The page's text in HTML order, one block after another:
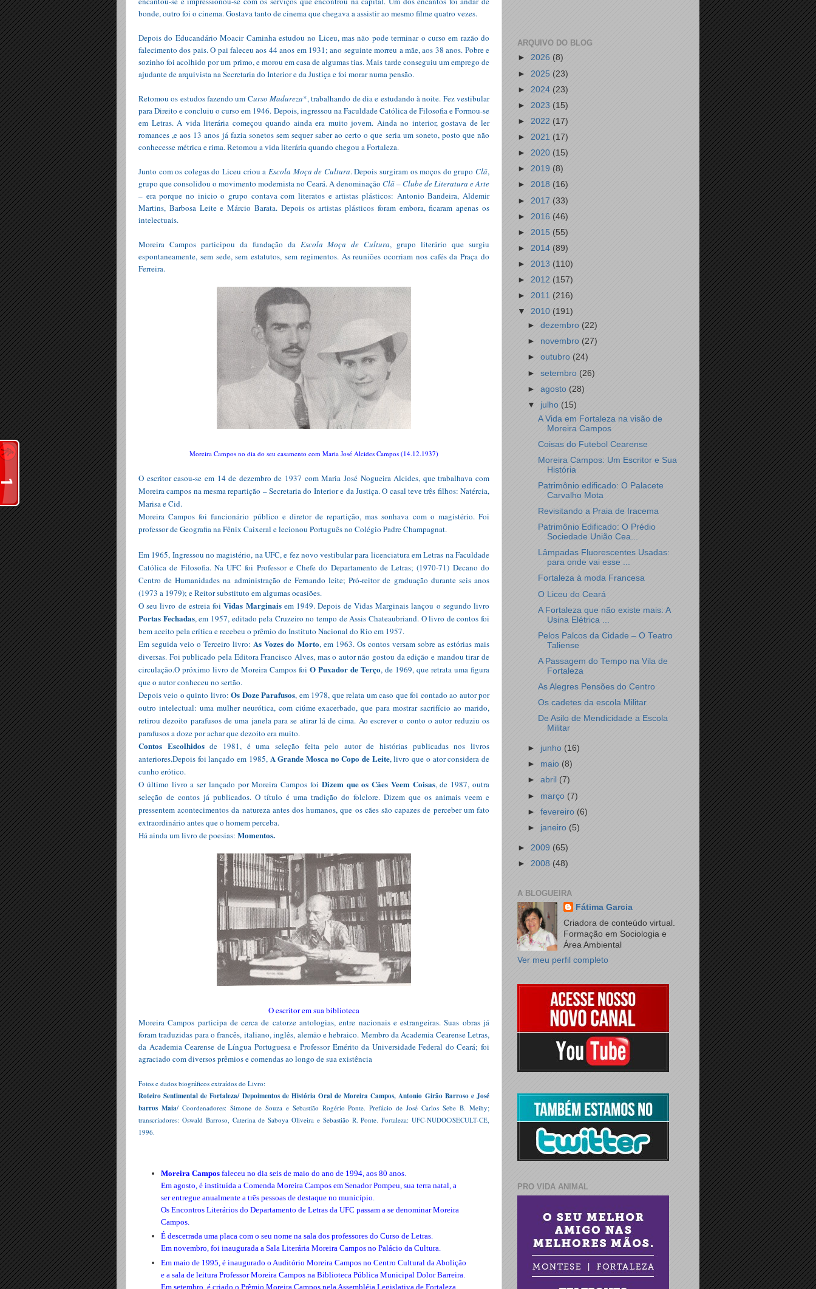
bonde, outro foi o cinema. Gostava tanto de cinema que chegava a assistir ao mesmo filme quatro vezes.
Depois do Educandário Moacir Caminha estudou no Liceu, mas não pode terminar o curso em razão do
falecimento dos pais. O pai faleceu aos 44 anos em 1931; ano seguinte morreu a mãe, aos 38 anos. Pobre e
sozinho foi acolhido por um primo, e morou em casa de algumas tias. Mais tarde conseguiu um emprego de
ajudante de arquivista na Secretaria do Interior e da Justiça e foi morar numa pensão.
Retomou os estudos fazendo um Curso Madureza*, trabalhando de dia e estudando à noite. Fez vestibular
para Direito e concluiu o curso em 1946. Depois, ingressou na Faculdade Católica de Filosofia e Formou-se
em Letras. A vida literária começou quando ainda era muito jovem. Ainda no interior, gostava de ler
romances ,e aos 13 anos já fazia sonetos sem sequer saber ao certo o que seria um soneto, posto que não
conhecesse métrica e rima. Retomou a vida literária quando chegou a Fortaleza.
Junto com os colegas do Liceu criou a Escola Moça de Cultura. Depois surgiram os moços do grupoClã,
grupo que consolidou o movimento modernista no Ceará. A denominação Clã – Clube deLiteratura e Arte
– era porque no inicio o grupo contava com literatos e artistas plásticos: Antonio Bandeira, Aldemir
Martins, Barbosa Leite e Márcio Barata. Depois os artistas plásticos foram embora, ficaram apenas os
intelectuais.
Moreira Campos participou da fundação da Escola Moça de Cultura, grupo literário que surgiu
espontaneamente, sem sede, sem estatutos, sem regimentos. As reuniões ocorriam nos cafés da Praça do
Ferreira.
Moreira Campos no dia do seu casamento com Maria José Alcides Campos (14.12.1937)
O escritor casou-se em 14 de dezembro de 1937 com Maria José Nogueira Alcides, que trabalhava com
Moreira campos na mesma repartição – Secretaria do Interior e da Justiça. O casal teve três filhos: Natércia,
Marisa e Cid.
Moreira Campos foi funcionário público e diretor de repartição, mas sonhava com o magistério. Foi
professor de Geografia na Fênix Caixeral e lecionou Português no Colégio Padre Champagnat.
Em 1965, Ingressou no magistério, na UFC, e fez novo vestibular para licenciatura em Letras na Faculdade
Católica de Filosofia. Na UFC foi Professor e Chefe do Departamento de Letras; (1970-71) Decano do
Centro de Humanidades na administração de Fernando leite; Pró-reitor de graduação durante seis anos
(1973 a 1979); e Reitor substituto em algumas ocasiões.
O seu livro de estreia foiVidas Marginaisem 1949. Depois de Vidas Marginais lançou o segundo livro
Portas Fechadas, em 1957, editado pela Cruzeiro no tempo de Assis Chateaubriand. O livro de contos foi
bem aceito pela crítica e recebeu o prêmio do Instituto Nacional do Rio em 1957.
Em seguida veio o Terceiro livro:As Vozes do Morto, em 1963. Os contos versam sobre as estórias mais
diversas. Foi publicado pela Editora Francisco Alves, mas o autor não gostou da edição e mandou tirar de
circulação.O próximo livro de Moreira Campos foi O Puxador de Terço, de 1969, que retrata uma figura
que o autor conheceu no sertão.
Depois veio o quinto livro:Os Doze Parafusos, em 1978, que relata um caso que foi contado ao autor por
outro intelectual: uma mulher neurótica, com ciúme exacerbado, que para mostrar sacrifício ao marido,
retirou dezoito parafusos de uma janela para se atirar lá de cima. Ao escrever o conto o autor reduziu os
parafusos a doze por achar que dezoito era muito.
Contos Escolhidosde 1981, é uma seleção feita pelo autor de histórias publicadas nos livros
anteriores.Depois foi lançado em 1985, A Grande Mosca no Copo de Leite, livro que o ator considera de
cunho erótico.
O último livro a ser lançado por Moreira Campos foi Dizem que os Cães Veem Coisas, de 1987, outra
seleção de contos já publicados. O título é uma tradição do folclore. Dizem que os animais veem e
pressentem acontecimentos da natureza antes dos humanos, que os cães são capazes de perceber um fato
extraordinário antes que o homem perceba.
Há ainda um livro de poesias: Momentos.
O escritor em sua biblioteca
Moreira Campos participa de cerca de catorze antologias, entre nacionais e estrangeiras. Suas obras já
foram traduzidas para o francês, italiano, inglês, alemão e hebraico. Membro da Academia Cearense Letras,
da Academia Cearense de Língua Portuguesa e Professor Emérito da Universidade Federal do Ceará; foi
agraciado com diversos prêmios e comendas ao longo de sua existência
Fotos e dados biográficos extraídos do Livro:
Roteiro Sentimental de Fortaleza/ Depoimentos de História Oral de Moreira Campos, Antonio Girão Barroso e José
barros Maia/ Coordenadores: Simone de Souza e Sebastião Rogério Ponte. Prefácio de José Carlos Sebe B. Meihy;
transcriadores: Oswald Barroso, Caterina de Saboya Oliveira e Sebastião R. Ponte. Fortaleza: UFC-NUDOC/SECULT-CE,
1996.
Moreira Campos faleceu no dia seis de maio do ano de 1994, aos 80 anos.
Em agosto, é instituída a Comenda Moreira Campos em Senador Pompeu, sua terra natal, a
ser entregue anualmente a três pessoas de destaque no município.
Os Encontros Literários do Departamento de Letras da UFC passam a se denominar Moreira
Campos.
É descerrada uma placa com o seu nome na sala dos professores do Curso de Letras.
Em novembro, foi inaugurada a Sala Literária Moreira Campos no Palácio da Cultura.
Em maio de 1995, é inaugurado o Auditório Moreira Campos no Centro Cultural da Abolição
e a sala de leitura Professor Moreira Campos na Biblioteca Pública Municipal Dolor Barreira.
Em setembro, é criado o Prêmio Moreira Campos pela Assembléia Legislativa de Fortaleza,
ARQUIVO DO BLOG
► 2026 (8)
► 2025 (23)
► 2024 (23)
► 2023 (15)
► 2022 (17)
► 2021 (17)
► 2020 (15)
► 2019 (8)
► 2018 (16)
► 2017 (33)
► 2016 (46)
► 2015 (55)
► 2014 (89)
► 2013 (110)
► 2012 (157)
► 2011 (216)
▼ 2010 (191)
►dezembro (22)
► novembro (27)
►outubro (24)
►setembro(26)
►agosto (28)
▼ julho (15)
A Vida em Fortaleza na visão de
Moreira Campos
Coisas do Futebol Cearense
Moreira Campos: Um Escritor e Sua
História
Patrimônio edificado: O Palacete
Carvalho Mota
Revisitando a Praia de Iracema
Patrimônio Edificado: O Prédio
Sociedade União Cea...
Lâmpadas Fluorescentes Usadas:
para onde vai esse ...
Fortaleza à moda Francesa
O Liceu do Ceará
A Fortaleza que não existe mais: A
Usina Elétrica ...
Pelos Palcos da Cidade – O Teatro
Taliense
A Passagem do Tempo na Vila de
Fortaleza
As Alegres Pensões do Centro
Os cadetes da escola Militar
De Asilo de Mendicidade a Escola
Militar
► junho(16)
► maio (8)
►abril (7)
► março (7)
►fevereiro (6)
► janeiro (5)
► 2009 (65)
► 2008 (48)
A BLOGUEIRA
Fátima Garcia
Criadora de conteúdo virtual.
Formação em Sociologia e
Área Ambiental
Ver meu perfil completo
PRO VIDA ANIMAL